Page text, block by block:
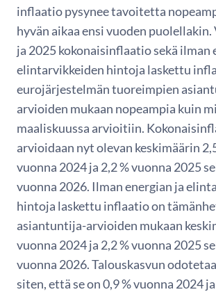
inflaatio pysynee tavoitetta
hyvän aikaa ensi vuoden puolellakin.
ja 2025 kokonaisinflaatio sekä ilman
elintarvikkeiden hintoja laskettu
eurojärjestelmän tuoreimpien
arvioiden mukaan nopeampia kuin
maaliskuussa arvioitiin.
arvioidaan nyt olevan keskimäärin
vuonna 2024 ja 2,2 % vuonna 2025
vuonna 2026. Ilman energian ja
hintoja laskettu inflaatio on
asiantuntija-arvioiden mukaan
vuonna 2024 ja 2,2 % vuonna 2025
vuonna 2026. Talouskasvun
siten, että se on 0,9 % vuonna 2024